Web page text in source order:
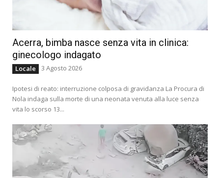
Acerra, bimba nasce senza vita in clinica:
ginecologo indagato
Locale 3 Agosto 2026
Ipotesi di reato: interruzione colposa di gravidanza La Procura di
Nola indaga sulla morte di una neonata venuta alla luce senza
vita lo scorso 13...